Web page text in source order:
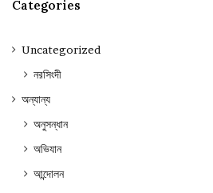
Categories
Uncategorized
নরসিংদী
অন্যান্য
অনুসন্ধান
অভিযান
আন্দোলন